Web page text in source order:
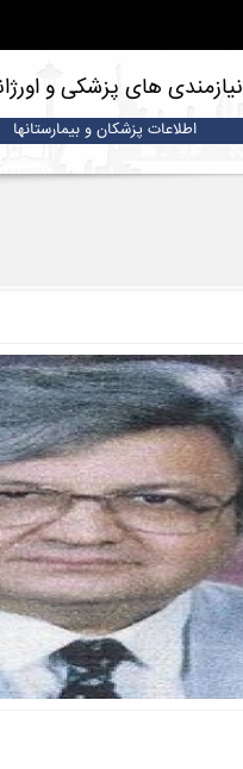
نیازمندی های پزشکی و
اطلاعات پزشکان و بیمارستانها